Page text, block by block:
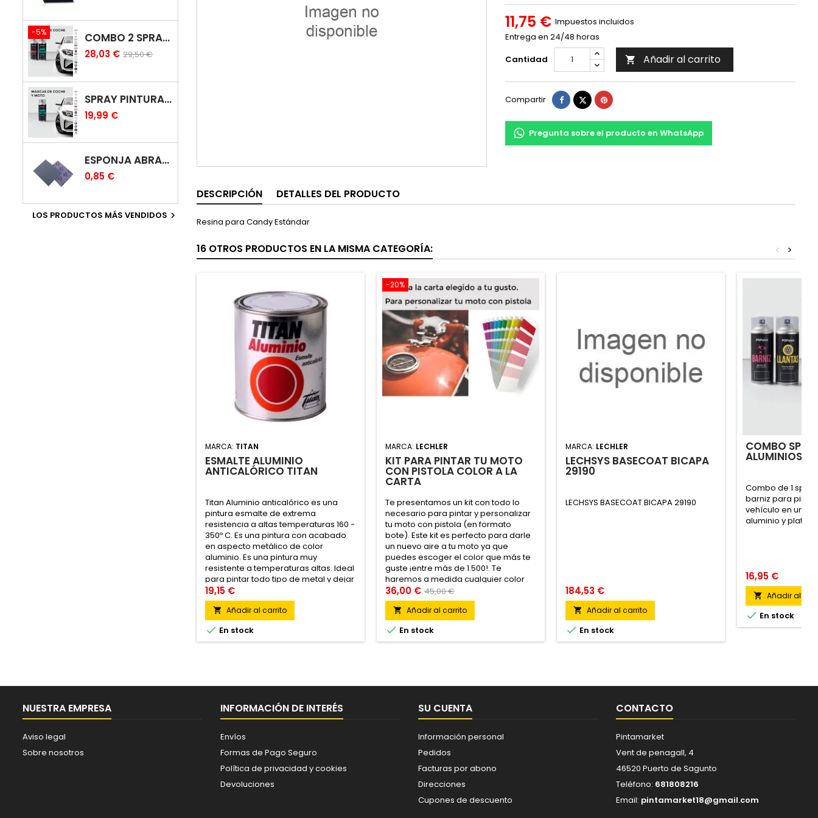
-5% COMBO 2 SPRAY: PINTURA COCHE + BARNIZ CARROCERÍA
28,03 € 29,50 €
SPRAY PINTURA COCHES COLOR ORIGINAL (BICAPA)
19,99 €
ESPONJA ABRASIVA
0,85 €
LOS PRODUCTOS MÁS VENDIDOS 
11,75 € Impuestos incluidos
Entrega en 24/48 horas
Cantidad
 Añadir al carrito
Compartir Compartir
TuitearPinterest
Pregunta sobre el producto en WhatsApp
DESCRIPCIÓN DETALLES DEL PRODUCTO
Resina para Candy Estándar
16 OTROS PRODUCTOS EN LA MISMA CATEGORÍA: >
<
MARCA: TITAN
ESMALTE ALUMINIO
ANTICALÓRICO TITAN
Titan Aluminio anticalórico es una
pintura esmalte de extrema
resistencia a altas temperaturas 160 -
350º C. Es una pintura con acabado
en aspecto metálico de color
aluminio. Es una pintura muy
resistente a temperaturas altas. Ideal
para pintar todo tipo de metal y dejar
un perfecto acabado en color
aluminio. Ideal para: Chimeneas.
Estufas. Calderas....
19,15 €
 Añadir al carrito
 En stock
-20%
MARCA: LECHLER
KIT PARA PINTAR TU MOTO
CON PISTOLA COLOR A LA
CARTA
Te presentamos un kit con todo lo
necesario para pintar y personalizar
tu moto con pistola (en formato
bote). Este kit es perfecto para darle
un nuevo aire a tu moto ya que
puedes escoger el color que más te
guste ¡entre más de 1.500!. Te
haremos a medida cualquier color
de la carta NCS o de la carta RAL
36,00 € 45,00 €
 Añadir al carrito
 En stock
MARCA: LECHLER
LECHSYS BASECOAT BICAPA
29190
LECHSYS BASECOAT BICAPA 29190
184,53 €
 Añadir al carrito
 En stock
COMBO
ALUMINIOS Y
Combo de 1
barniz para
vehículo en una
aluminio y
16,95 €
 Añadir al
 En stock
NUESTRA EMPRESA
Aviso legal
Sobre nosotros
INFORMACIÓN DE INTERÉS
Envíos
Formas de Pago Seguro
Política de privacidad y cookies
Devoluciones
SU CUENTA
Información personal
Pedidos
Facturas por abono
Direcciones
Cupones de descuento
CONTACTO
Pintamarket
Vent de penagall, 4
46520 Puerto de Sagunto
Teléfono: 681808216
Email: pintamarket18@gmail.com